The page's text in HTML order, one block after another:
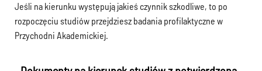
Jeśli na kierunku występują jakieś czynnik szkodliwe, to po
rozpoczęciu studiów przejdziesz badania profilaktyczne w
Przychodni Akademickiej.